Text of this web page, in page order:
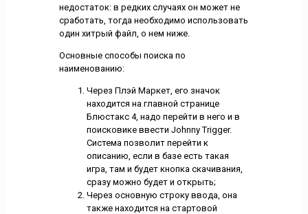
недостаток: в редких случаях он может не
сработать, тогда необходимо использовать
один хитрый файл, о нем ниже.
Основные способы поиска по
наименованию:
Через Плэй Маркет, его значок
находится на главной странице
Блюстакс 4, надо перейти в него и в
поисковике ввести Johnny Trigger.
Система позволит перейти к
описанию, если в базе есть такая
игра, там и будет кнопка скачивания,
сразу можно будет и открыть;
Через основную строку ввода, она
также находится на стартовой